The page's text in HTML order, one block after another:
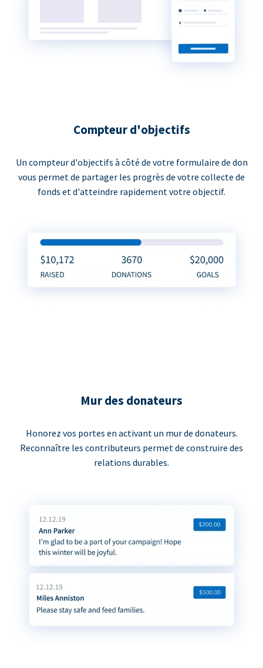
Compteur d'objectifs
Un compteur d'objectifs à côté de votre formulaire de don
vous permet de partager les progrès de votre collecte de
fonds et d'atteindre rapidement votre objectif.
Mur des donateurs
Honorez vos portes en activant un mur de donateurs.
Reconnaître les contributeurs permet de construire des
relations durables.